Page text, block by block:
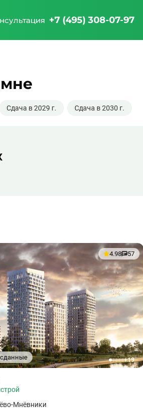
+7 (495) 308-07-97
Сдача в 2029 г. Сдача в 2030 г.
сданные
4.98 57
12345+19
Мнёвники